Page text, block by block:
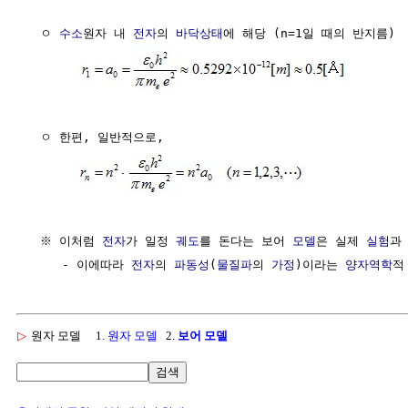
  ㅇ
수소원자 내 전자의 바닥상태에 해당 (n=1일 때의 반지름)
  ㅇ 한편, 일반적으로,
  ※ 이처럼
전자가 일정 궤도 를 돈다는 보어 모델 은 실제 실험과
     - 이에따라
전자의 파동성 ( 물질파의 가정 )이라는 양자역학
▷ 원자 모델 1. 원자 모델 2. 보어 모델
검색